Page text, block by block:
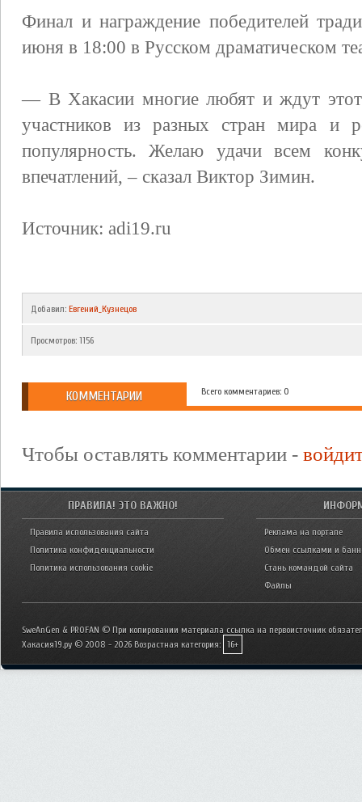
Финал и награждение победителей
июня в 18:00 в Русском драматическом
— В Хакасии многие любят и ждут
участников из разных стран мира и
популярность. Желаю удачи всем
впечатлений, – сказал Виктор Зимин.
Источник: adi19.ru
Добавил: Евгений_Кузнецов
Просмотров: 1156
КОММЕНТАРИИ Всего комментариев: 0
Чтобы оставлять комментарии -
ПРАВИЛА! ЭТО ВАЖНО!
Правила использования сайта
Политика конфиденциальности
Политика использования cookie
Реклама на портале
Обмен ссылками и
Стань командой сайта
Файлы
SweAnGen & PROFAN © При копировании материала ссылка на первоисточник
Хакасия19.ру © 2008 - 2026 Возрастная категория: 16+